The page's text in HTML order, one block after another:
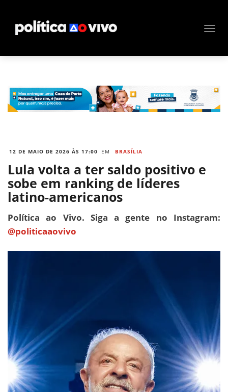
12 DE MAIO DE 2026 ÀS 17:00 EM BRASÍLIA
Lula volta a ter saldo positivo e
sobe em ranking de líderes
latino-americanos
Política ao Vivo. Siga a gente no Instagram:
@politicaaovivo